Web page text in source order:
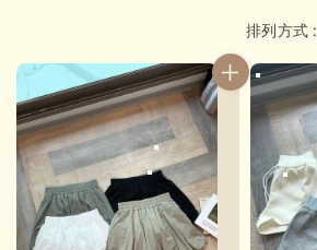
排列方式 :